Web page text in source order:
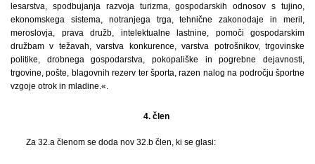
lesarstva, spodbujanja razvoja turizma, gospodarskih odnosov s tujino,
ekonomskega sistema, notranjega trga, tehnične zakonodaje in meril,
meroslovja, prava družb, intelektualne lastnine, pomoči gospodarskim
družbam v težavah, varstva konkurence, varstva potrošnikov, trgovinske
politike, drobnega gospodarstva, pokopališke in pogrebne dejavnosti,
trgovine, pošte, blagovnih rezerv ter športa, razen nalog na področju športne
vzgoje otrok in mladine.«.
4. člen
Za 32.a členom se doda nov 32.b člen, ki se glasi: